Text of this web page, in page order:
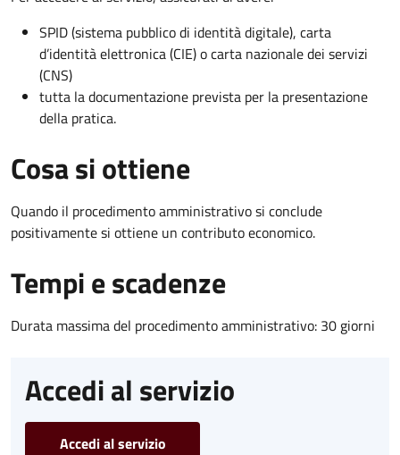
SPID (sistema pubblico di identità digitale), carta
d’identità elettronica (CIE) o carta nazionale dei servizi
(CNS)
tutta la documentazione prevista per la presentazione
della pratica.
Cosa si ottiene
Quando il procedimento amministrativo si conclude
positivamente si ottiene un contributo economico.
Tempi e scadenze
Durata massima del procedimento amministrativo: 30 giorni
Accedi al servizio
Accedi al servizio